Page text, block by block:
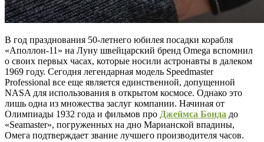
В год празднования 50-летнего юбилея посадки корабля
«Аполлон-11» на Луну швейцарский бренд Omega вспомнил
о своих первых часах, которые носили астронавты в далеком
1969 году. Сегодня легендарная модель Speedmaster
Professional все еще является единственной, допущенной
NASA для использования в открытом космосе. Однако это
лишь одна из множества заслуг компании. Начиная от
Олимпиады 1932 года и фильмов про Джеймса Бонда до
«Seamaster», погруженных на дно Марианской впадины,
Омега подтверждает звание лучшего производителя часов.